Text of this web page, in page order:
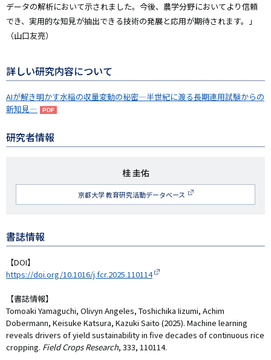
データの解析において示されました。今後、農学分野においてより信頼
でき、実用的な知見が抽出できる技術の発展と応用が期待されます。」
（山口友亮）
詳しい研究内容について
AIが解き明かす水稲の収量変動の秘密―半世紀に渡る長期連用試験からの
新知見―
研究者情報
研
究
者
桂 圭佑
京都大学 教育研究活動データベース
書誌情報
【DOI】
https://doi.org/10.1016/j.fcr.2025.110114
【書誌情報】
Tomoaki Yamaguchi, Olivyn Angeles, Toshichika Iizumi, Achim
Dobermann, Keisuke Katsura, Kazuki Saito (2025). Machine learning
reveals drivers of yield sustainability in five decades of continuous rice
cropping. Field Crops Research, 333, 110114.